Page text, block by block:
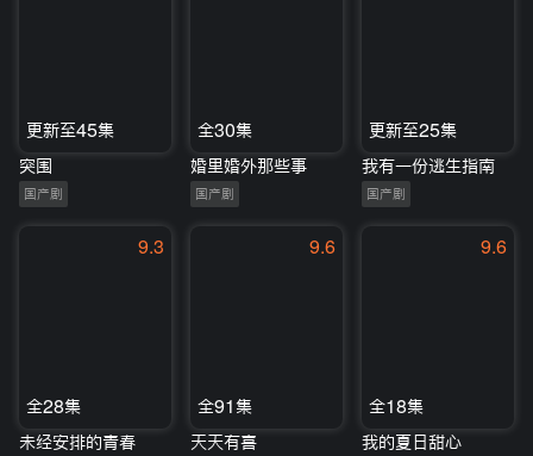
更新至45集
突围
国产剧
全30集
婚里婚外那些事
国产剧
更新至25集
我有一份逃生指南
国产剧
9.3
全28集
未经安排的青春
9.6
全91集
天天有喜
9.6
全18集
我的夏日甜心